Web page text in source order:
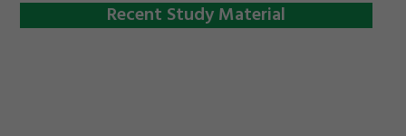
Recent Study Material